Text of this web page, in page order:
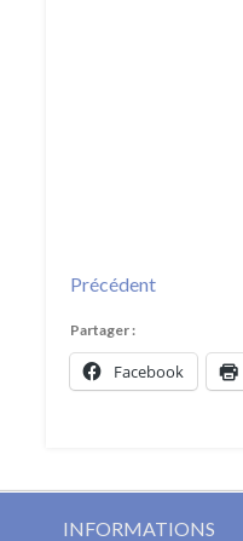
Précédent
Partager :
Facebook
INFORMATIONS